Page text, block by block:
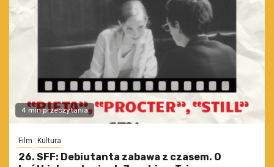
4 min przeczytania
Film Kultura
26. SFF: Debiutanta zabawa z czasem. O